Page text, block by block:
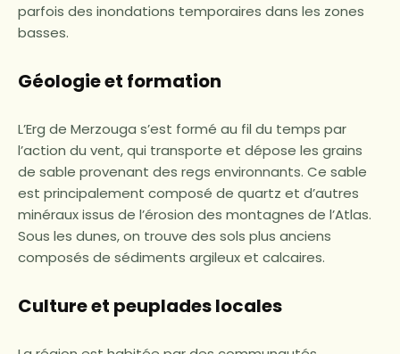
parfois des inondations temporaires dans les zones
basses.
Géologie et formation
L’Erg de Merzouga s’est formé au fil du temps par
l’action du vent, qui transporte et dépose les grains
de sable provenant des regs environnants. Ce sable
est principalement composé de quartz et d’autres
minéraux issus de l’érosion des montagnes de l’Atlas.
Sous les dunes, on trouve des sols plus anciens
composés de sédiments argileux et calcaires.
Culture et peuplades locales